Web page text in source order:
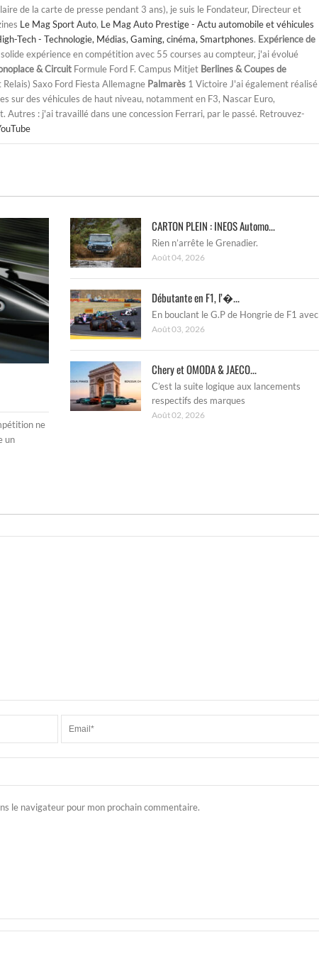
de la carte de presse pendant 3 ans), je suis le Fondateur, Directeur et
Le Mag Sport Auto, Le Mag Auto Prestige - Actu automobile et véhicules
Tech - Technologie, Médias, Gaming, cinéma, Smartphones. Expérience de
expérience en compétition avec 55 courses au compteur, j'ai évolué
& Circuit Formule Ford F. Campus Mitjet Berlines & Coupes de
Saxo Ford Fiesta Allemagne Palmarès 1 Victoire J'ai également réalisé
sur des véhicules de haut niveau, notamment en F3, Nascar Euro,
Autres : j'ai travaillé dans une concession Ferrari, par le passé. Retrouvez-
ne
un
CARTON PLEIN : INEOS Automo...
Rien n’arrête le Grenadier.
Août 04, 2026
Débutante en F1, l’�...
En bouclant le G.P de Hongrie de F1 avec
Août 03, 2026
Chery et OMODA & JAECO...
C’est la suite logique aux lancements
respectifs des marques
Août 02, 2026
le navigateur pour mon prochain commentaire.